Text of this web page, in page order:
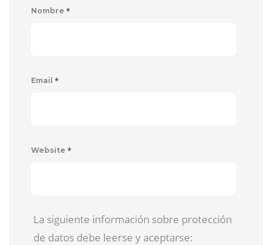
Nombre *
Email *
Website *
La siguiente información sobre protección
de datos debe leerse y aceptarse: